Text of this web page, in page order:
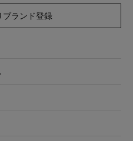
ブランド登録